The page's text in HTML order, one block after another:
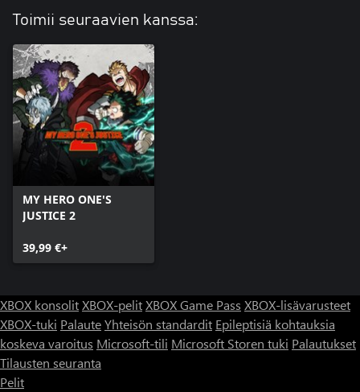
Toimii seuraavien kanssa:
MY HERO ONE'S
JUSTICE 2
39,99 €+
XBOX konsolitXBOX-pelitXBOX Game Pass XBOX-lisävarusteet
XBOX-tuki PalauteYhteisön standardit Epileptisiä kohtauksia
koskeva varoitus Microsoft-tili Microsoft Storen tuki Palautukset
Tilausten seuranta
Pelit